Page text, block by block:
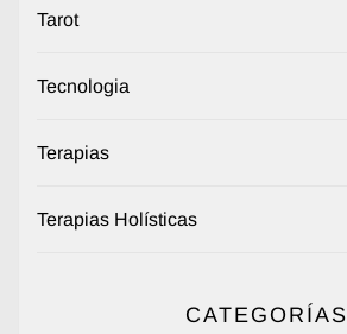
Tarot
Tecnologia
Terapias
Terapias Holísticas
CATEGORÍAS